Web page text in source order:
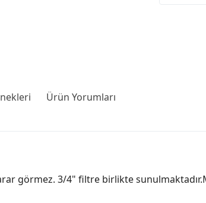
Ürün Yorumları
görmez. 3/4" filtre birlikte